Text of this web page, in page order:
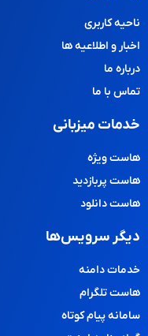
ناحیه کاربری
اخبار و اطلاعیه ها
درباره ما
تماس با ما
خدمات میزبانی
هاست ویژه
هاست پربازدید
هاست دانلود
دیگر سرویس‌ها
خدمات دامنه
هاست تلگرام
سامانه پیام کوتاه